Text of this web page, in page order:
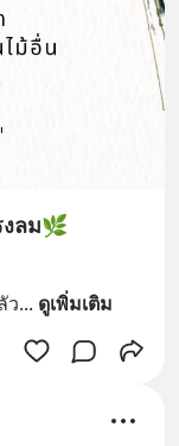
งลม🌿
ว... ดูเพิ่มเติม